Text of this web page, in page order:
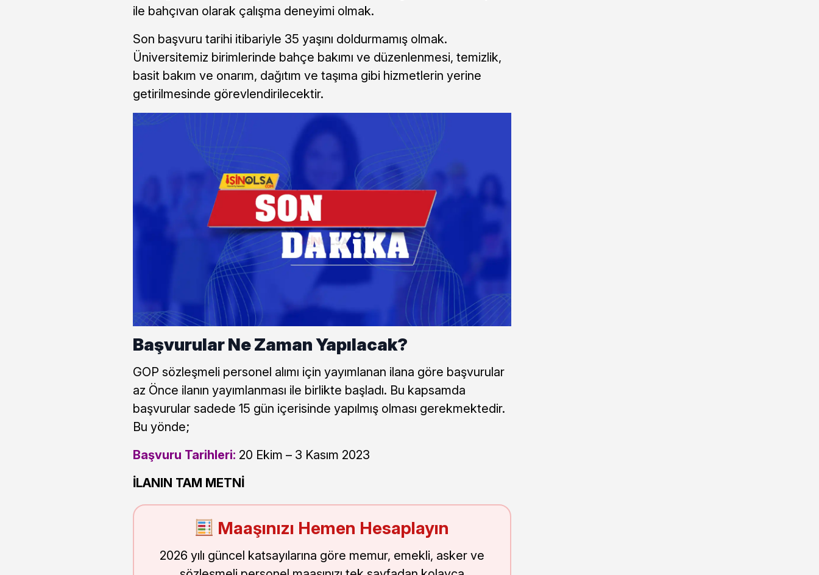
ile bahçıvan olarak çalışma deneyimi olmak.
Son başvuru tarihi itibariyle 35 yaşını doldurmamış olmak.
Üniversitemiz birimlerinde bahçe bakımı ve düzenlenmesi, temizlik,
basit bakım ve onarım, dağıtım ve taşıma gibi hizmetlerin yerine
getirilmesinde görevlendirilecektir.
Başvurular Ne Zaman Yapılacak?
GOP sözleşmeli personel alımı için yayımlanan ilana göre başvurular
az Önce ilanın yayımlanması ile birlikte başladı. Bu kapsamda
başvurular sadede 15 gün içerisinde yapılmış olması gerekmektedir.
Bu yönde;
Başvuru Tarihleri: 20 Ekim – 3 Kasım 2023
İLANIN TAM METNİ
Maaşınızı Hemen Hesaplayın
2026 yılı güncel katsayılarına göre memur, emekli, asker ve